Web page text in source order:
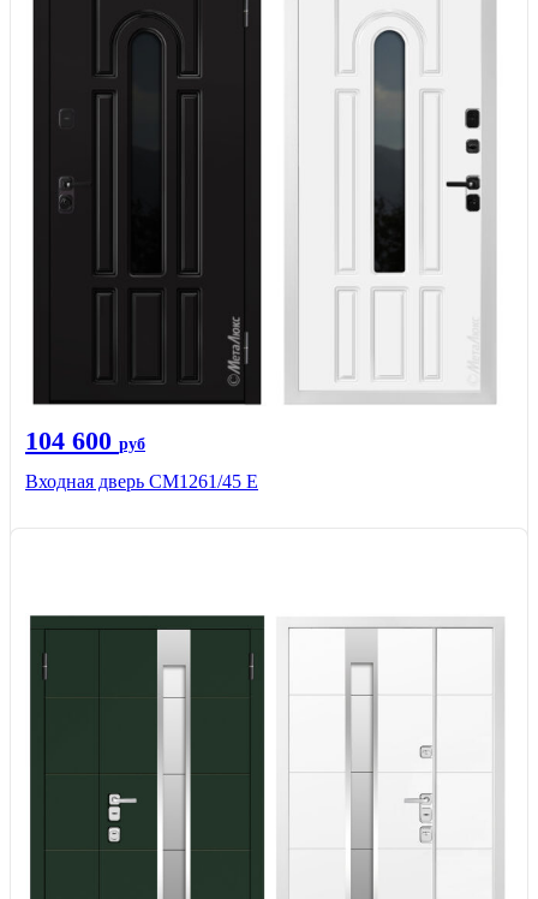
104 600 руб
Входная дверь СМ1261/45 Е